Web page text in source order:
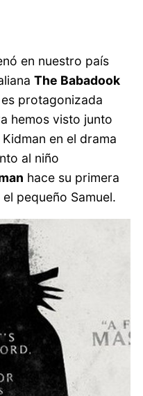
en nuestro país
The Babadook
protagonizada
hemos visto junto
en el drama
al niño
hace su primera
pequeño Samuel.